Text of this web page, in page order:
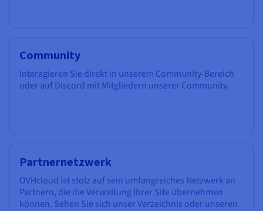
Community
Interagieren Sie direkt in unserem Community-Bereich
oder auf Discord mit Mitgliedern unserer Community.
Partnernetzwerk
OVHcloud ist stolz auf sein umfangreiches Netzwerk an
Partnern, die die Verwaltung Ihrer Site übernehmen
können. Sehen Sie sich unser Verzeichnis oder unseren